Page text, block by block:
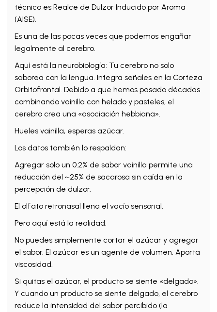
técnico es Realce de Dulzor Inducido por Aroma
(AISE).
Es una de las pocas veces que podemos engañar
legalmente al cerebro.
Aquí está la neurobiología: Tu cerebro no solo
saborea con la lengua. Integra señales en la Corteza
Orbitofrontal. Debido a que hemos pasado décadas
combinando vainilla con helado y pasteles, el
cerebro crea una «asociación hebbiana».
Hueles vainilla, esperas azúcar.
Los datos también lo respaldan:
Agregar solo un 0.2% de sabor vainilla permite una
reducción del ~25% de sacarosa sin caída en la
percepción de dulzor.
El olfato retronasal llena el vacío sensorial.
Pero aquí está la realidad.
No puedes simplemente cortar el azúcar y agregar
el sabor. El azúcar es un agente de volumen. Aporta
viscosidad.
Si quitas el azúcar, el producto se siente «delgado».
Y cuando un producto se siente delgado, el cerebro
reduce la intensidad del sabor percibido (la